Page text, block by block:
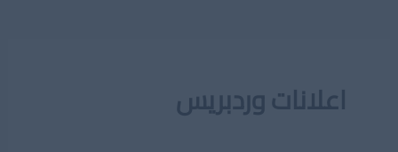
اعلانات وردبريس